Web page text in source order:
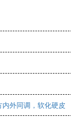
外同调，软化硬皮